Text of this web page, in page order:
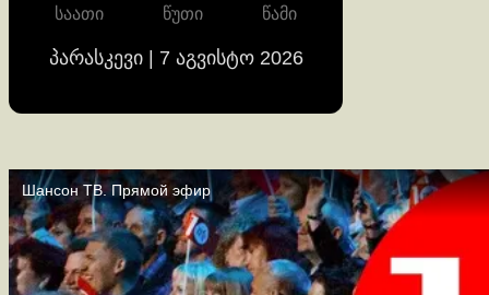
საათი წუთი წამი
პარასკევი | 7 აგვისტო 2026